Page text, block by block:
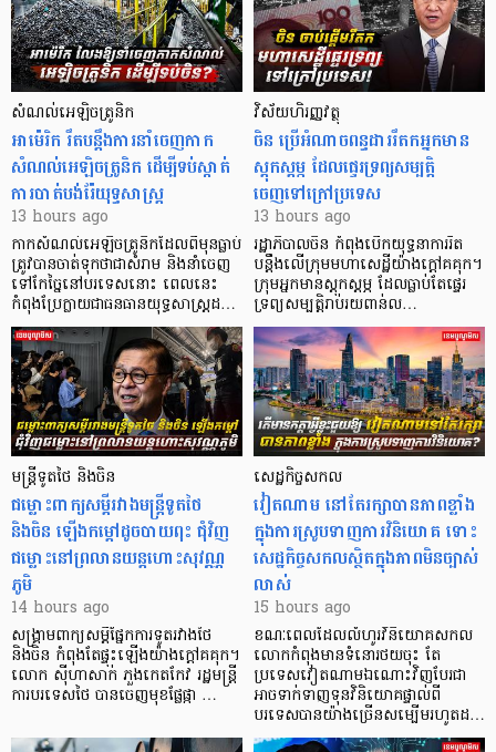
សំណល់អេឡិចត្រូនិក
អាម៉េរិក រឹតបន្តឹងការនាំចេញកាក
សំណល់អេឡិចត្រូនិក ដើម្បីទប់ស្កាត់
ការបាត់បង់រ៉ែយុទ្ធសាស្ត្រ
13 hours ago
កាក​សំណល់​អេឡិច​ត្រូនិកដែល​ពីមុនធ្លាប់​
ត្រូវបានចាត់ទុកថាជាសំរាម និងនាំចេញ
ទៅកែច្នៃនៅបរទេស​នោះ ពេលនេះ
កំពុងប្រែក្លាយជាធនធានយុទ្ធសាស្ត្រដ…
វិស័យហិរញ្ញវត្ថុ
ចិន ប្រើ​អំណាចពន្ធដាររឹតកអ្នកមាន
ស្ដុកស្ដម្ភ ដែលផ្ទេរទ្រព្យសម្បត្តិ
ចេញទៅក្រៅប្រទេស
13 hours ago
រដ្ឋាភិបាលចិន កំពុងបើកយុទ្ធនាការរឹត
បន្តឹងលើក្រុមមហាសេដ្ឋី​យ៉ាង​ក្ដៅគគុក។
​ក្រុមអ្នកមានស្ដុកស្ដម្ភ ដែល​ធ្លាប់​តែផ្ទេរ
ទ្រព្យសម្បត្តិរាប់រយពាន់ល…
មន្ត្រីទូតថៃ និងចិន
ជម្លោះពាក្យសម្តីរវាងមន្ត្រីទូតថៃ
និងចិន ឡើងកម្ដៅដូចបាយពុះ ជុំវិញ
ជម្លោះនៅព្រលានយន្តហោះសុវណ្ណ
ភូមិ
14 hours ago
សង្គ្រាមពាក្យសម្តីផ្នែកការទូតរវាងថៃ
និងចិន កំពុងតែផ្ទុះឡើងយ៉ាងក្តៅគគុក។
លោក ស៊ីហាសាក់ ភួងកេតកែវ រដ្ឋមន្ត្រី
ការបរទេសថៃ បានចេញមុខផ្លែផ្កា …
សេដ្ឋកិច្ចសកល
វៀតណាម នៅតែរក្សាបានភាពខ្លាំង
ក្នុងការស្រូបទាញការវិនិយោគ​ ទោះ
សេដ្ឋកិច្ចសកលស្ថិតក្នុងភាពមិនច្បាស់
លាស់
15 hours ago
ខណៈពេលដែលលំហូរវិនិយោគសកល
លោកកំពុងមានទំនោរថយចុះ តែ
ប្រទេសវៀតណាមឯណោះវិញបែរជា
អាចទាក់ទាញទុនវិនិយោគផ្ទាល់ពី
បរទេសបានយ៉ាងច្រើនសម្បើមរហូតដ…